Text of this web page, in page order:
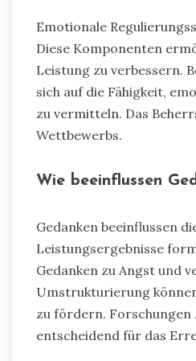
Emotionale
Diese Komponenten
Leistung zu verbessern.
sich auf die Fähigkeit,
zu vermitteln. Das
Wettbewerbs.
Wie beeinflussen
Gedanken beeinflussen
Leistungsergebnisse
Gedanken zu Angst und
Umstrukturierung
zu fördern. Forschungen
entscheidend für das